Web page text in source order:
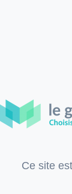
Ce site